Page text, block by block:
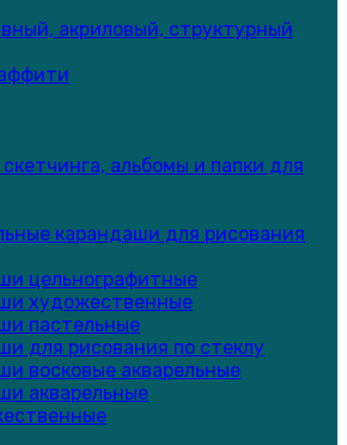
акриловый, структурный
альбомы и папки для
карандаши для рисования
цельнографитные
художественные
пастельные
для рисования по стеклу
восковые акварельные
акварельные